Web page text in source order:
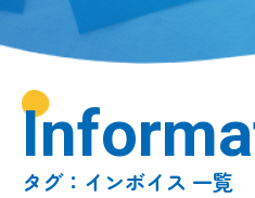
タグ：インボイス 一覧